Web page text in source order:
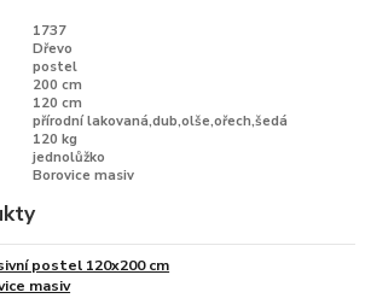
1737
Dřevo
postel
200 cm
120 cm
přírodní lakovaná,dub,olše,ořech,šedá
120 kg
jednolůžko
Borovice masiv
postel 120x200 cm
masiv